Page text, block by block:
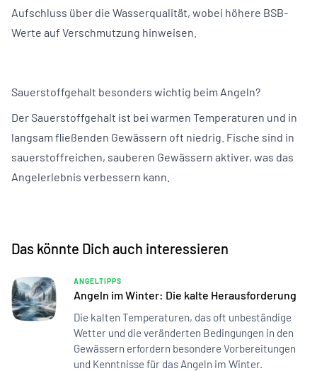
Aufschluss über die Wasserqualität, wobei höhere BSB-
Werte auf Verschmutzung hinweisen.
Sauerstoffgehalt besonders wichtig beim Angeln?
Der Sauerstoffgehalt ist bei warmen Temperaturen und in
langsam fließenden Gewässern oft niedrig. Fische sind in
sauerstoffreichen, sauberen Gewässern aktiver, was das
Angelerlebnis verbessern kann.
Das könnte Dich auch interessieren
ANGELTIPPS
Angeln im Winter: Die kalte Herausforderung
Die kalten Temperaturen, das oft unbeständige
Wetter und die veränderten Bedingungen in den
Gewässern erfordern besondere Vorbereitungen
und Kenntnisse für das Angeln im Winter.